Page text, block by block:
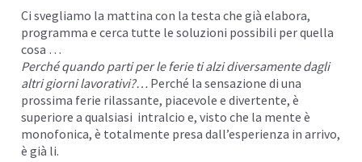
Ci svegliamo la mattina con la testa che già elabora,
programma e cerca tutte le soluzioni possibili per quella
cosa …
Perché quando parti per le ferie ti alzi diversamente dagli
altri giorni lavorativi?… Perché la sensazione di una
prossima ferie rilassante, piacevole e divertente, è
superiore a qualsiasi intralcio e, visto che la mente è
monofonica, è totalmente presa dall’esperienza in arrivo,
è già li.